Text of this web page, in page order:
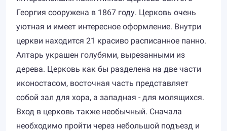
Георгия сооружена в 1867 году. Церковь очень
уютная и имеет интересное оформление. Внутри
церкви находится 21 красиво расписанное панно.
Алтарь украшен голубями, вырезанными из
дерева. Церковь как бы разделена на две части
иконостасом, восточная часть представляет
собой зал для хора, а западная - для молящихся.
Вход в церковь также необычный. Сначала
необходимо пройти через небольшой подъезд и